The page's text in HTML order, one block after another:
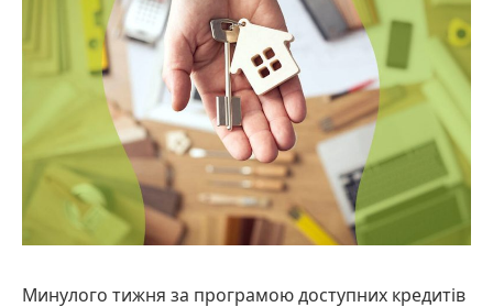
Минулого тижня за програмою доступних кредитів